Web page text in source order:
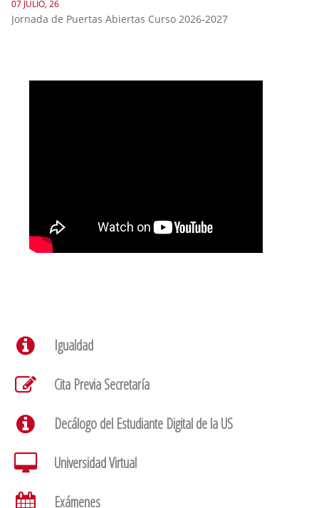
07 JULIO, 26
Jornada de Puertas Abiertas Curso 2026-2027
Igualdad
Cita Previa Secretaría
Decálogo del Estudiante Digital de la US
Universidad Virtual
Exámenes